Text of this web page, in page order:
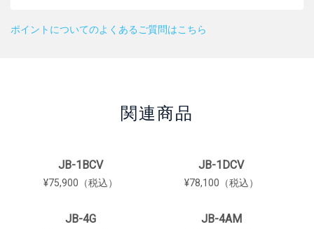
ポイントについてのよくあるご質問はこちら
関連商品
JB-1BCV
¥75,900（税込）
JB-1DCV
¥78,100（税込）
JB-4G JB-4AM